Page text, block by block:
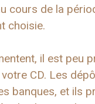
cours de la
choisie.
il est peu
CD. Les
banques, et ils